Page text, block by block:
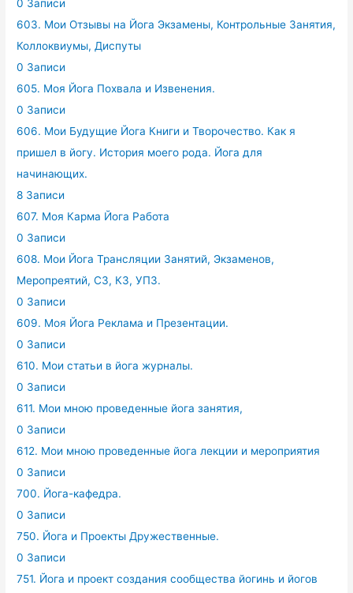
0 Записи
603. Мои Отзывы на Йога Экзамены, Контрольные Занятия,
Коллоквиумы, Диспуты
0 Записи
605. Моя Йога Похвала и Извенения.
0 Записи
606. Мои Будущие Йога Книги и Творочество. Как я
пришел в йогу. История моего рода. Йога для
начинающих.
8 Записи
607. Моя Карма Йога Работа
0 Записи
608. Мои Йога Трансляции Занятий, Экзаменов,
Меропреятий, СЗ, КЗ, УПЗ.
0 Записи
609. Моя Йога Реклама и Презентации.
0 Записи
610. Мои статьи в йога журналы.
0 Записи
611. Мои мною проведенные йога занятия,
0 Записи
612. Мои мною проведенные йога лекции и мероприятия
0 Записи
700. Йога-кафедра.
0 Записи
750. Йога и Проекты Дружественные.
0 Записи
751. Йога и проект создания сообщества йогинь и йогов